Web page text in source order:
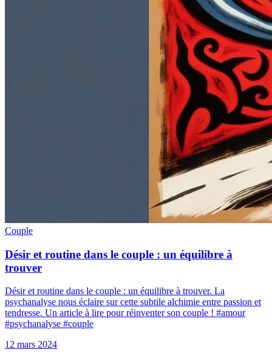
Couple
Désir et routine dans le couple : un équilibre à
trouver
Désir et routine dans le couple : un équilibre à trouver. La
psychanalyse nous éclaire sur cette subtile alchimie entre passion et
tendresse. Un article à lire pour réinventer son couple ! #amour
#psychanalyse #couple
12 mars 2024